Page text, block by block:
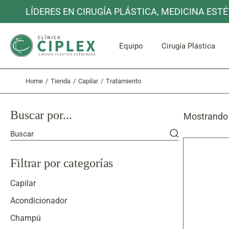
the
LÍDERES EN CIRUGÍA PLÁSTICA, MEDICINA
Equipo Cirugía Plástica
Home Tienda Capilar Tratamiento
Buscar por...
Buscar
Filtrar por categorías
Capilar
Acondicionador
Champú